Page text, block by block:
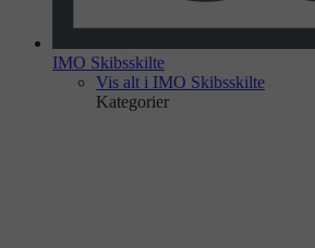
IMO Skibsskilte
Vis alt i IMO Skibsskilte
Kategorier